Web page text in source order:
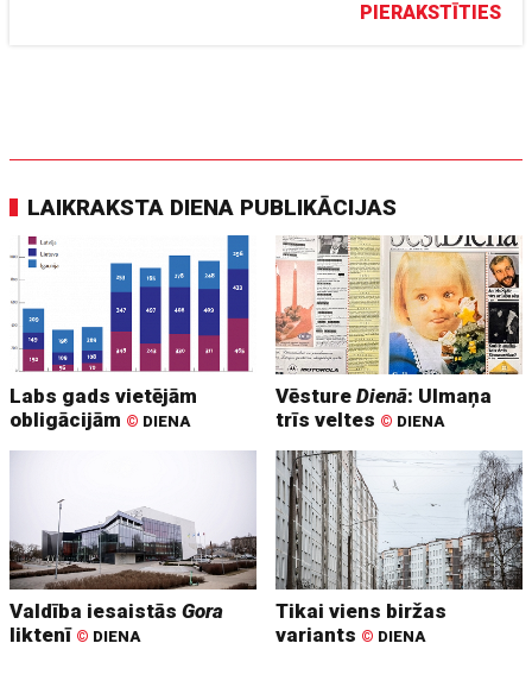
PIERAKSTĪTIES
LAIKRAKSTA DIENA PUBLIKĀCIJAS
Labs gads vietējām
obligācijām © DIENA
VēstureDienā: Ulmaņa
trīs veltes © DIENA
Valdība iesaistāsGora
liktenī © DIENA
Tikai viens biržas
variants © DIENA